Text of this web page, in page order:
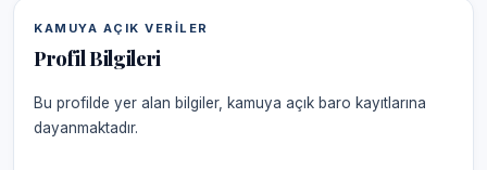
KAMUYA AÇIK VERILER
Profil Bilgileri
Bu profilde yer alan bilgiler, kamuya açık baro kayıtlarına
dayanmaktadır.